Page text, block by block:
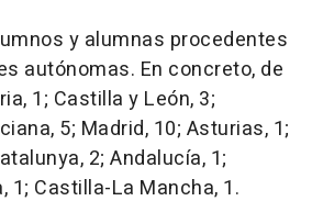
y alumnas procedentes
autónomas. En concreto, de
1; Castilla y León, 3;
5; Madrid, 10; Asturias, 1;
2; Andalucía, 1;
1; Castilla-La Mancha, 1.